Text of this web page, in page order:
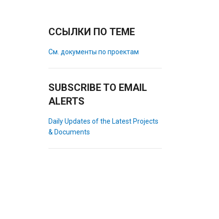
ССЫЛКИ ПО ТЕМЕ
См. документы по проектам
SUBSCRIBE TO EMAIL
ALERTS
Daily Updates of the Latest Projects
& Documents